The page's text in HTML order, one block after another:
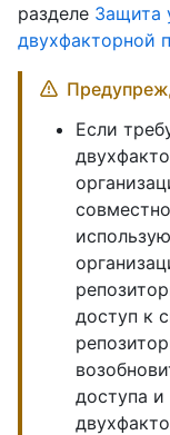
разделе Защита
двухфакторной
Если
доступ к
доступа